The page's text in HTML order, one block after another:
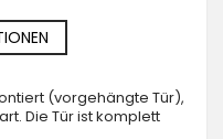
(vorgehängte Tür),
Die Tür ist komplett